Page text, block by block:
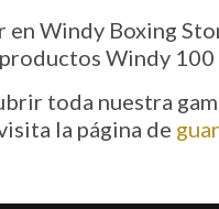
en Windy Boxing
Windy 100
toda nuestra
la página de